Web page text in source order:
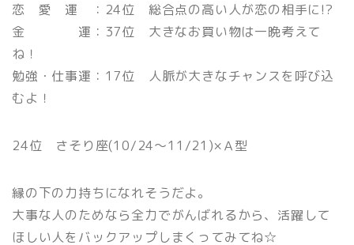
恋 愛 運 ：24位 総合点の高い人が恋の相手に!?
金 運：37位 大きなお買い物は一晩考えて
ね！
勉強・仕事運：17位 人脈が大きなチャンスを呼び込
むよ！
24位 さそり座(10/24〜11/21)×Ａ型
縁の下の力持ちになれそうだよ。
大事な人のためなら全力でがんばれるから、活躍して
ほしい人をバックアップしまくってみてね☆